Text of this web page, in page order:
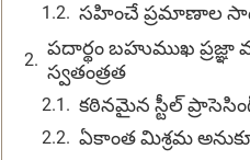
సహించే ప్రమాణాల
పదార్థం బహుముఖ
స్వతంత్రత
కఠినమైన స్టీల్
ఏకాంత మిశ్రమ